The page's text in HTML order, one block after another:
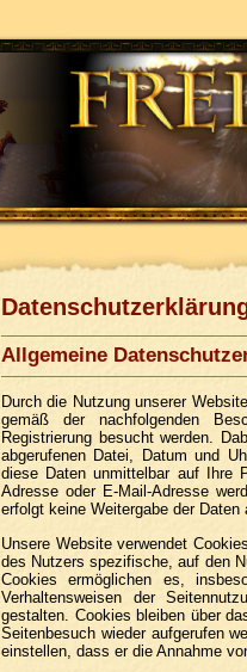
Allgemeine
Durch die Nutzung unserer
gemäß der nachfolgenden
Registrierung besucht werden.
abgerufenen Datei, Datum und
diese Daten unmittelbar auf Ihre
Adresse oder E-Mail-Adresse
erfolgt keine Weitergabe der Daten
Unsere Website verwendet
des Nutzers spezifische, auf den
Cookies ermöglichen es,
Verhaltensweisen der
gestalten. Cookies bleiben über
Seitenbesuch wieder aufgerufen
einstellen, dass er die Annahme